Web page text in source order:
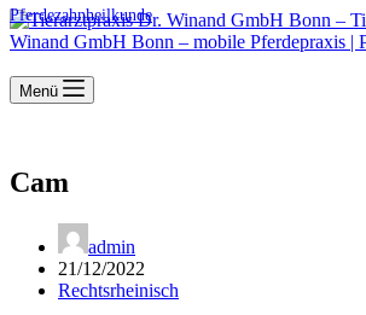
Pferdezahnheilkunde
Menü
Cam
admin
21/12/2022
Rechtsrheinisch